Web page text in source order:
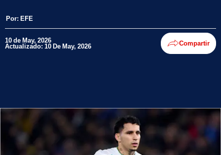
Por: EFE
10 de May, 2026
Actualizado: 10 De May, 2026 Compartir